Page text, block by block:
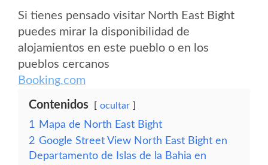
Si tienes pensado visitar North East Bight
puedes mirar la disponibilidad de
alojamientos en este pueblo o en los
pueblos cercanos
Booking.com
Contenidos ocultar
1
Mapa de North East Bight
2 Google Street View North East Bight en
Departamento de Islas de la Bahia en